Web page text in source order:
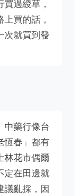
過綬草，
買的話，
次就買到發
中藥行像台
恆春」都有
林花市偶爾
定在田邊就
議亂採，因